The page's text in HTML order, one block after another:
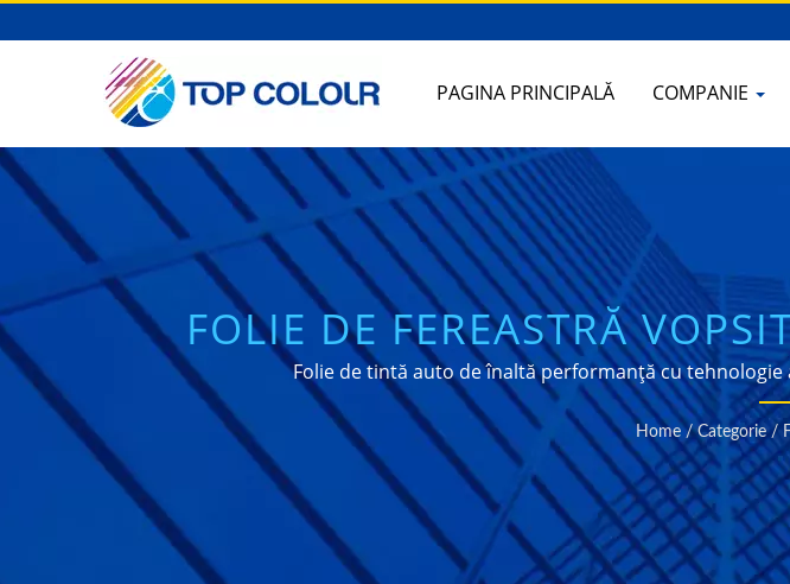
PAGINA PRINCIPALĂ COMPANIE
FOLIE DE FEREASTRĂ
PROFESIONALE DE
Folie de tintă auto de înaltă performanță cu
Home / Categorie /